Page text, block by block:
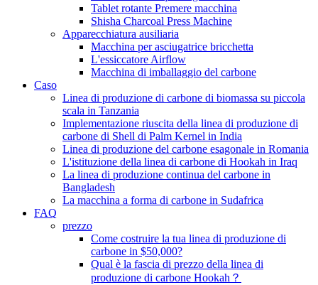
Tablet rotante Premere macchina
Shisha Charcoal Press Machine
Apparecchiatura ausiliaria
Macchina per asciugatrice bricchetta
L'essiccatore Airflow
Macchina di imballaggio del carbone
Caso
Linea di produzione di carbone di biomassa su piccola
scala in Tanzania
Implementazione riuscita della linea di produzione di
carbone di Shell di Palm Kernel in India
Linea di produzione del carbone esagonale in Romania
L'istituzione della linea di carbone di Hookah in Iraq
La linea di produzione continua del carbone in
Bangladesh
La macchina a forma di carbone in Sudafrica
FAQ
prezzo
Come costruire la tua linea di produzione di
carbone in $50,000?
Qual è la fascia di prezzo della linea di
produzione di carbone Hookah？